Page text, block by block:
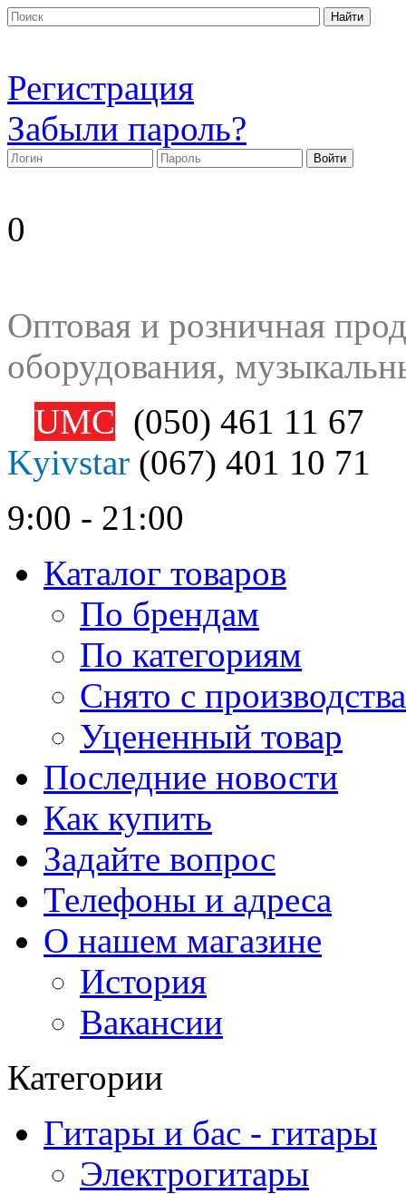
Регистрация
Забыли пароль?
0
Оптовая и розничная
оборудования,
UMC (050) 461 11 67
Kyivstar (067) 401 10 71
9:00 - 21:00
Каталог товаров
По брендам
По категориям
Снято с производства
Уцененный товар
Последние новости
Как купить
Задайте вопрос
Телефоны и адреса
О нашем магазине
История
Вакансии
Категории
Гитары и бас - гитары
Электрогитары